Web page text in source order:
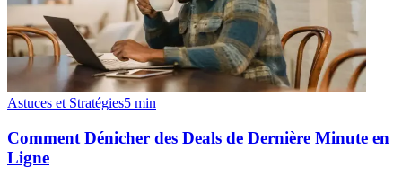
Astuces et Stratégies5 min
Comment Dénicher des Deals de Dernière Minute en
Ligne